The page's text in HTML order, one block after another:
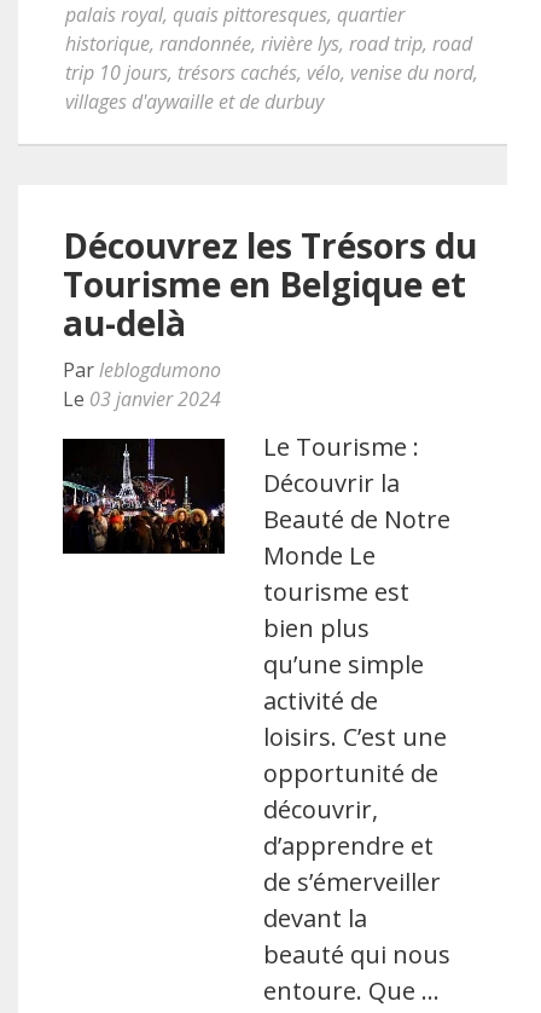
palais royal, quais pittoresques, quartier
historique, randonnée, rivière lys, road trip, road
trip 10 jours, trésors cachés, vélo, venise du nord,
villages d'aywaille et de durbuy
Découvrez les Trésors du
Tourisme en Belgique et
au-delà
Parleblogdumono
Le 03 janvier 2024
Le Tourisme :
Découvrir la
Beauté de Notre
Monde Le
tourisme est
bien plus
qu’une simple
activité de
loisirs. C’est une
opportunité de
découvrir,
d’apprendre et
de s’émerveiller
devant la
beauté qui nous
entoure. Que …